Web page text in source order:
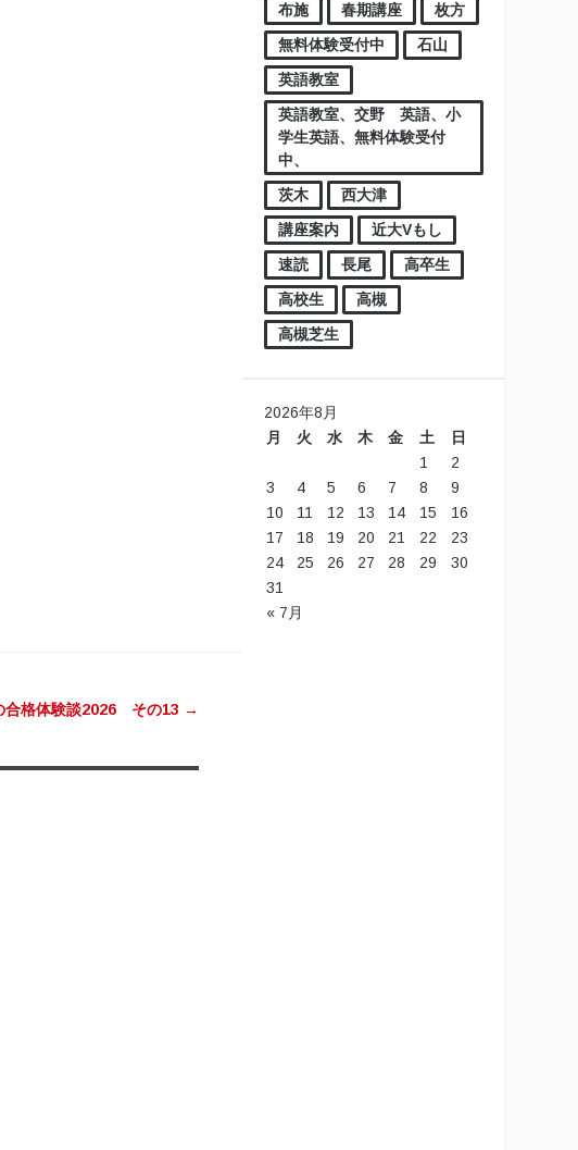
布施
春期講座
枚方
無料体験受付中
石山
英語教室
英語教室、交野 英語、小
学生英語、無料体験受付
中、
茨木
西大津
講座案内
近大Vもし
速読
長尾
高卒生
高校生
高槻
高槻芝生
2026年8月
月
火 水 木 金 土 日
« 7月
1
2
3
4 5 6 7 8
9
10
11 12 13 14 15
16
17
18 19 20 21 22
23
24
25 26 27 28 29
30
31
格体験談2026 その13 →